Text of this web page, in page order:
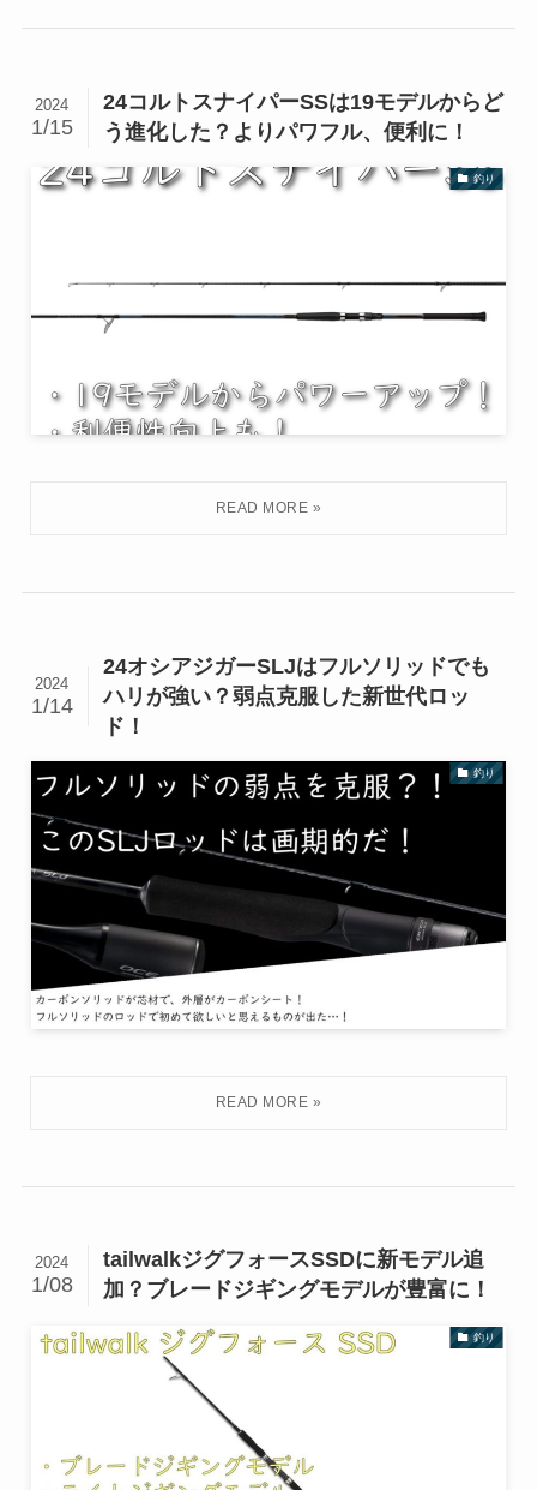
24コルトスナイパーSSは19モデルからど
う進化した？よりパワフル、便利に！
2024
1/15
釣り
24オシアジガーSLJはフルソリッドでも
ハリが強い？弱点克服した新世代ロッ
ド！
2024
1/14
釣り
tailwalkジグフォースSSDに新モデル追
加？ブレードジギングモデルが豊富に！
2024
1/08
釣り